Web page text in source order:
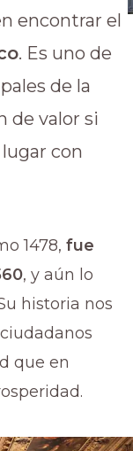
encontrar el
. Es uno de
de la
de valor si
con
1478, fue
, y aún lo
historia nos
que en